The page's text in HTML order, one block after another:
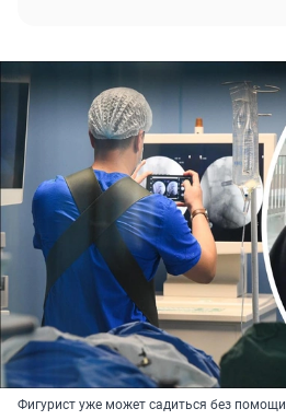
Фигурист уже может садиться без помощи